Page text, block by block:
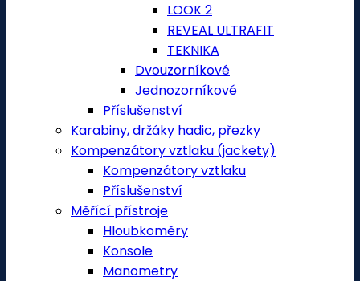
LOOK 2
REVEAL ULTRAFIT
TEKNIKA
Dvouzorníkové
Jednozorníkové
Příslušenství
Karabiny, držáky hadic, přezky
Kompenzátory vztlaku (jackety)
Kompenzátory vztlaku
Příslušenství
Měřící přístroje
Hloubkoměry
Konsole
Manometry